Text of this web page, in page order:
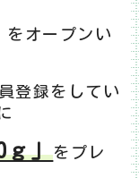
をオープンい
登録をしてい
ｇ」をプレ